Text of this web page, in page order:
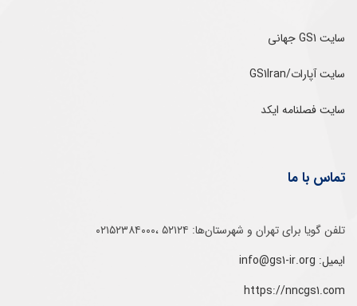
سایت GS1 جهانی
سایت آپارات/GS1Iran
سایت فصلنامه ایکد
تماس با ما
تلفن‌ گویا برای‌ تهران‌‌ و‌ شهرستان‌ها:‌ ۵۲۱۲۴ ،۰۲۱۵۲۳۸۴۰۰۰
ایمیل: info@gs1-ir.org
https://nncgs1.com